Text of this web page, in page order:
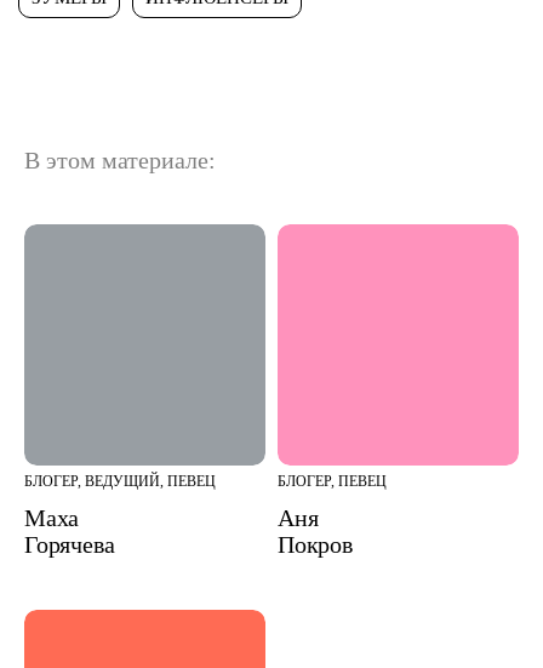
В этом материале:
БЛОГЕР, ВЕДУЩИЙ, ПЕВЕЦ
Маха
Горячева
БЛОГЕР, ПЕВЕЦ
Аня
Покров